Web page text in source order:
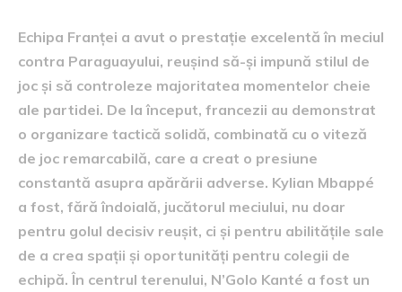
Echipa Franței a avut o prestație excelentă în meciul
contra Paraguayului, reușind să-și impună stilul de
joc și să controleze majoritatea momentelor cheie
ale partidei. De la început, francezii au demonstrat
o organizare tactică solidă, combinată cu o viteză
de joc remarcabilă, care a creat o presiune
constantă asupra apărării adverse. Kylian Mbappé
a fost, fără îndoială, jucătorul meciului, nu doar
pentru golul decisiv reușit, ci și pentru abilitățile sale
de a crea spații și oportunități pentru colegii de
echipă. În centrul terenului, N’Golo Kanté a fost un